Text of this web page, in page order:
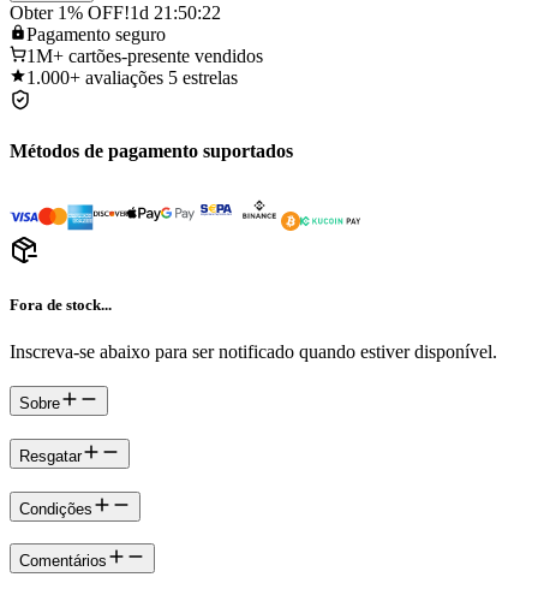
Obter 1% OFF!1d 21:50:22
Pagamento seguro
1M+ cartões-presente vendidos
1.000+ avaliações 5 estrelas
Métodos de pagamento suportados
Fora de stock...
Inscreva-se abaixo para ser notificado quando estiver disponível.
Sobre
Resgatar
Condições
Comentários